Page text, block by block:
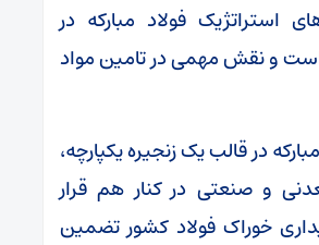
استراتژیک فولاد مبارکه در
است و نقش مهمی در تامین مواد
در قالب یک زنجیره یکپارچه،
و صنعتی در کنار هم قرار
خوراک فولاد کشور تضمین